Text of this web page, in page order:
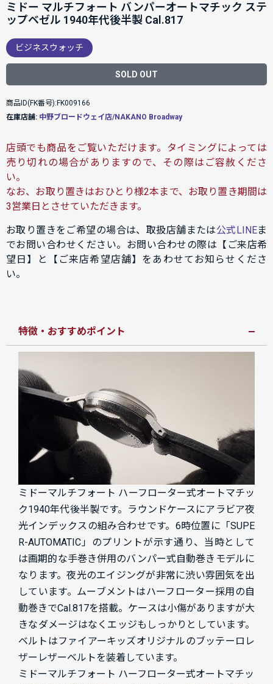
ミドー マルチフォート バンパーオートマチック ステ
ップベゼル 1940年代後半製 Cal.817
ビジネスウォッチ
SOLD OUT
商品ID(FK番号):FK009166
在庫店舗: 中野ブロードウェイ店/NAKANO Broadway
店頭でも商品をご覧いただけます。タイミングによっては
売り切れの場合がありますので、その際はご容赦くださ
い。
なお、お取り置きはおひとり様2本まで、お取り置き期間は
3営業日とさせていただきます。
お取り置きをご希望の場合は、取扱店舗または公式LINEま
でお問い合わせください。お問い合わせの際は【ご来店希
望日】と【ご来店希望店舗】をあわせてお知らせくださ
い。
特徴・おすすめポイント
ミドーマルチフォート ハーフローター式オートマチッ
ク1940年代後半製です。ラウンドケースにアラビア夜
光インデックスの組み合わせです。6時位置に「SUPE
R-AUTOMATIC」のプリントが示す通り、当時として
は画期的な手巻き併用のバンパー式自動巻きモデルに
なります。夜光のエイジングが非常に渋い雰囲気を出
しています。ムーブメントはハーフローター採用の自
動巻きでCal.817を搭載。ケースは小傷がありますが大
きなダメージはなくエッジもしっかりとしています。
ベルトはファイアーキッズオリジナルのブッテーロレ
ザーレザーベルトを装着しています。
ミドーマルチフォート ハーフローター式オートマチッ